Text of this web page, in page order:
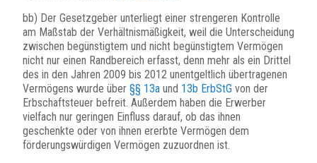
bb) Der Gesetzgeber unterliegt einer strengeren Kontrolle
am Maßstab der Verhältnismäßigkeit, weil die Unterscheidung
zwischen begünstigtem und nicht begünstigtem Vermögen
nicht nur einen Randbereich erfasst, denn mehr als ein Drittel
des in den Jahren 2009 bis 2012 unentgeltlich übertragenen
Vermögens wurde über §§ 13a und 13b ErbStG von der
Erbschaftsteuer befreit. Außerdem haben die Erwerber
vielfach nur geringen Einfluss darauf, ob das ihnen
geschenkte oder von ihnen ererbte Vermögen dem
förderungswürdigen Vermögen zuzuordnen ist.